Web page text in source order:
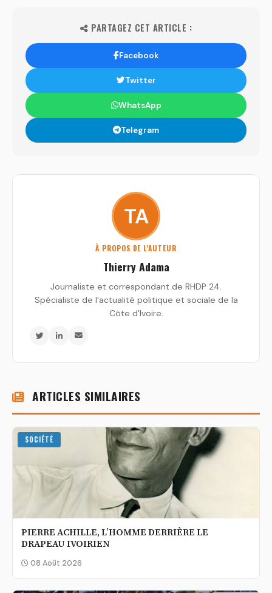
PARTAGEZ CET ARTICLE :
Facebook
Twitter
WhatsApp
Telegram
À PROPOS DE L'AUTEUR
Thierry Adama
Journaliste et correspondant de RHDP 24.
Spécialiste de l'actualité politique et sociale de la
Côte d'Ivoire.
ARTICLES SIMILAIRES
SOCIÉTÉ
PIERRE ACHILLE, L’HOMME DERRIÈRE LE
DRAPEAU IVOIRIEN
08 Août 2026